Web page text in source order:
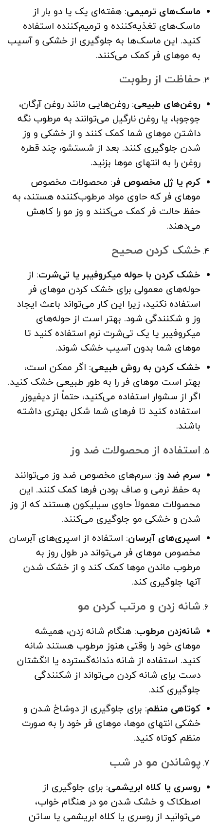
ماسک‌های ترمیمی: هفته‌ای یک یا دو بار از
ماسک‌های تغذیه‌کننده و ترمیم‌کننده استفاده
کنید. این ماسک‌ها به جلوگیری از خشکی و آسیب
به موهای فر کمک می‌کنند.
حفاظت از رطوبت
روغن‌های طبیعی: روغن‌هایی مانند روغن آرگان،
جوجوبا، یا روغن نارگیل می‌توانند به مرطوب نگه
داشتن موهای شما کمک کنند و از خشکی و وز
شدن جلوگیری کنند. بعد از شستشو، چند قطره
روغن را به انتهای موها بزنید.
کرم یا ژل مخصوص فر: محصولات مخصوص
موهای فر که حاوی مواد مرطوب‌کننده هستند، به
حفظ حالت فر کمک می‌کنند و وز مو را کاهش
می‌دهند.
خشک کردن صحیح
خشک کردن با حوله میکروفیبر یا تی‌شرت: از
حوله‌های معمولی برای خشک کردن موهای فر
استفاده نکنید، زیرا این کار می‌تواند باعث ایجاد
وز و شکنندگی شود. بهتر است از حوله‌های
میکروفیبر یا یک تی‌شرت نرم استفاده کنید تا
موهای شما بدون آسیب خشک شوند.
خشک کردن به روش طبیعی: اگر ممکن است،
بهتر است موهای فر را به طور طبیعی خشک کنید.
اگر از سشوار استفاده می‌کنید، حتماً از دیفیوزر
استفاده کنید تا فرهای شما شکل بهتری داشته
باشند.
استفاده از محصولات ضد وز
سرم ضد وز: سرم‌های مخصوص ضد وز می‌توانند
به حفظ نرمی و صاف بودن فرها کمک کنند. این
محصولات معمولاً حاوی سیلیکون هستند که از وز
شدن و خشکی مو جلوگیری می‌کنند.
اسپری‌های آبرسان: استفاده از اسپری‌های آبرسان
مخصوص موهای فر می‌تواند در طول روز به
مرطوب ماندن موها کمک کند و از خشک شدن
آنها جلوگیری کند.
شانه زدن و مرتب کردن مو
شانه‌زدن مرطوب: هنگام شانه زدن، همیشه
موهای خود را وقتی هنوز مرطوب هستند شانه
کنید. استفاده از شانه دندانه‌گسترده یا انگشتان
دست برای شانه کردن می‌تواند از شکنندگی
جلوگیری کند.
کوتاهی منظم: برای جلوگیری از دوشاخ شدن و
خشکی انتهای موها، موهای فر خود را به صورت
منظم کوتاه کنید.
پوشاندن مو در شب
روسری یا کلاه ابریشمی: برای جلوگیری از
اصطکاک و خشک شدن مو در هنگام خواب،
می‌توانید از روسری یا کلاه ابریشمی یا ساتن